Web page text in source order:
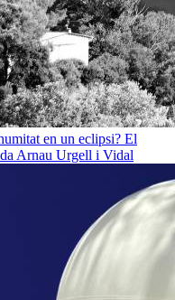
en un eclipsi? El
Arnau Urgell i Vidal